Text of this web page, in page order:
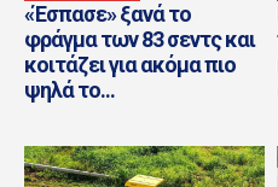
«Έσπασε» ξανά το
φράγμα των 83 σεντς και
κοιτάζει για ακόμα πιο
ψηλά το...